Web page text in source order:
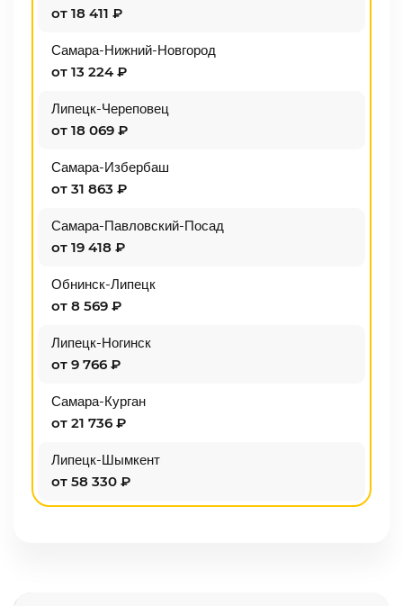
от 18 411 ₽
Самара-Нижний-Новгород
от 13 224 ₽
Липецк-Череповец
от 18 069 ₽
Самара-Избербаш
от 31 863 ₽
Самара-Павловский-Посад
от 19 418 ₽
Обнинск-Липецк
от 8 569 ₽
Липецк-Ногинск
от 9 766 ₽
Самара-Курган
от 21 736 ₽
Липецк-Шымкент
от 58 330 ₽